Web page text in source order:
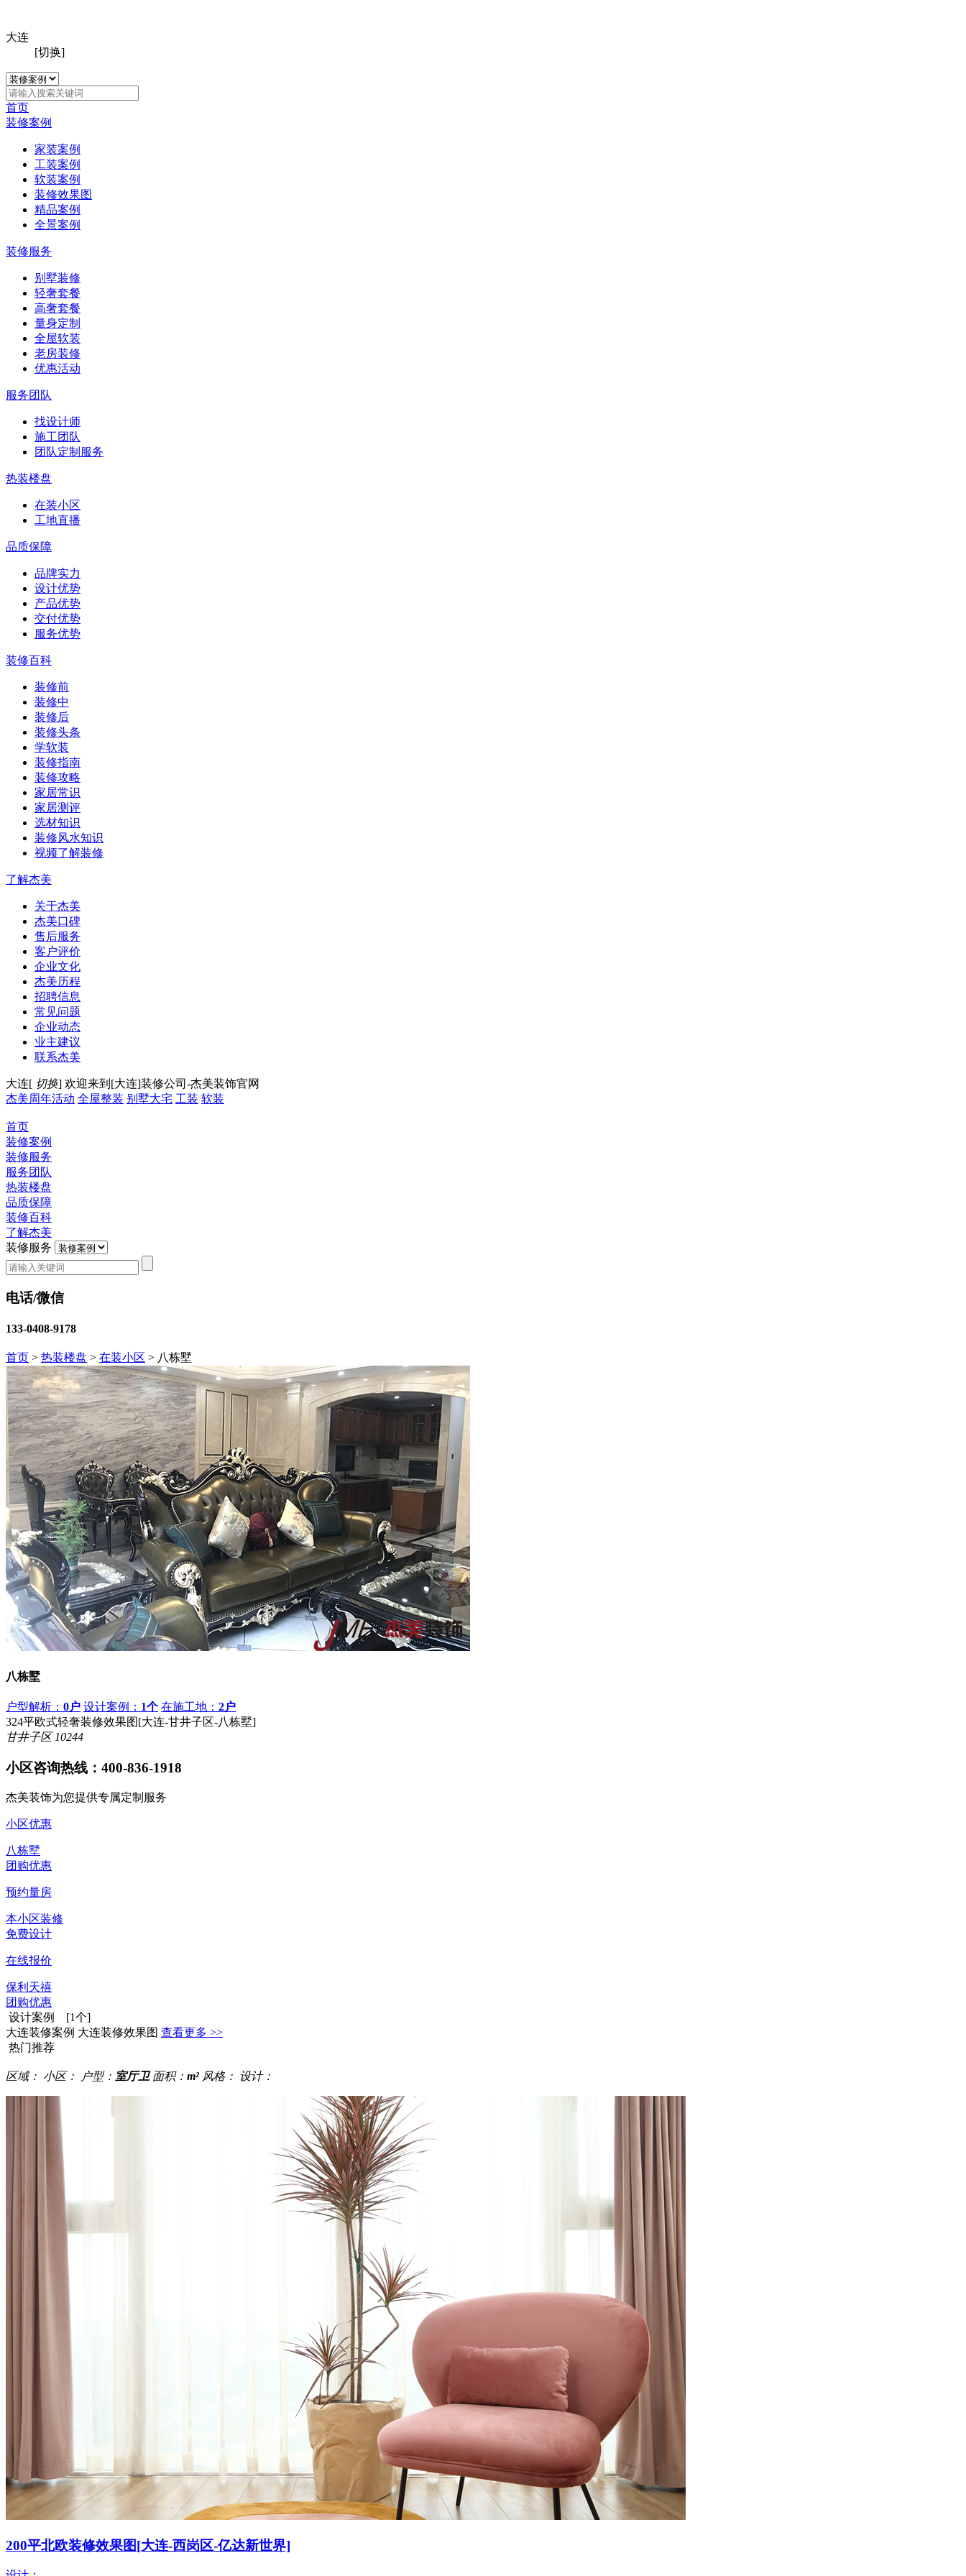
大连
[切换]
首页
装修案例
家装案例
工装案例
软装案例
装修效果图
精品案例
全景案例
装修服务
别墅装修
轻奢套餐
高奢套餐
量身定制
全屋软装
老房装修
优惠活动
服务团队
找设计师
施工团队
团队定制服务
热装楼盘
在装小区
工地直播
品质保障
品牌实力
设计优势
产品优势
交付优势
服务优势
装修百科
装修前
装修中
装修后
装修头条
学软装
装修指南
装修攻略
家居常识
家居测评
选材知识
装修风水知识
视频了解装修
了解杰美
关于杰美
杰美口碑
售后服务
客户评价
企业文化
杰美历程
招聘信息
常见问题
企业动态
业主建议
联系杰美
大连[ 切换] 欢迎来到[大连]装修公司-杰美装饰官网
杰美周年活动 全屋整装 别墅大宅 工装 软装
首页
装修案例
装修服务
服务团队
热装楼盘
品质保障
装修百科
了解杰美
装修服务
电话/微信
133-0408-9178
首页 > 热装楼盘 > 在装小区 > 八栋墅
八栋墅
户型解析： 0户 设计案例： 1个 在施工地： 2户
324平欧式轻奢装修效果图[大连-甘井子区-八栋墅]
甘井子区 10244
小区咨询热线： 400-836-1918
杰美装饰为您提供专属定制服务
小区优惠
八栋墅
团购优惠
预约量房
本小区装修
免费设计
在线报价
保利天禧
团购优惠
设计案例 [1个]
大连装修案例 大连装修效果图 查看更多 >>
热门推荐
区域： 小区： 户型： 室厅卫 面积： m² 风格： 设计：
200平北欧装修效果图[大连-西岗区-亿达新世界]